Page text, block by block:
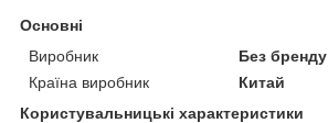
Основні
Виробник
Без бренду
Країна виробник
Китай
Користувальницькі характеристики